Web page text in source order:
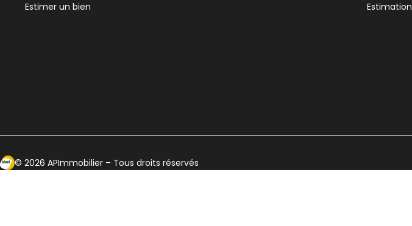
Estimer un bien
Ecosytème Ideeri
© 2026 APImmobilier – Tous droits réservés